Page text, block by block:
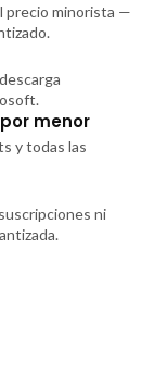
precio minorista —
menor
y todas las
ni